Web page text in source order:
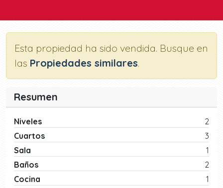
Esta propiedad ha sido vendida. Busque en
las Propiedades similares.
Resumen
Niveles
2
Cuartos
3
Sala
1
Baños
2
Cocina
1